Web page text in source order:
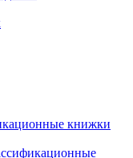
книжки